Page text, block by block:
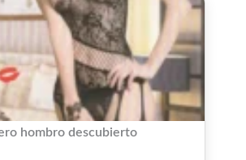
hombro descubierto